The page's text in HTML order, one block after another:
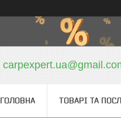
ГОЛОВНА ТОВАРІ ТА